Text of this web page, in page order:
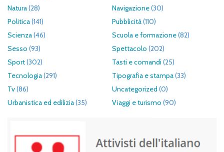
Natura(28) Navigazione(30)
Politica(141) Pubblicità(110)
Scienza(46) Scuola e formazione(82)
Sesso (93) Spettacolo (202)
Sport(302) Tasti e comandi (25)
Tecnologia(291) Tipografia e stampa(33)
Tv(86) Uncategorized (0)
Urbanistica ed edilizia(35) Viaggi e turismo (90)